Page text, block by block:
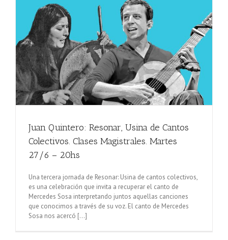
Juan Quintero: Resonar, Usina de Cantos
Colectivos. Clases Magistrales. Martes
27/6 – 20hs
Una tercera jornada de Resonar: Usina de cantos colectivos,
es una celebración que invita a recuperar el canto de
Mercedes Sosa interpretando juntos aquellas canciones
que conocimos a través de su voz. El canto de Mercedes
Sosa nos acercó [...]